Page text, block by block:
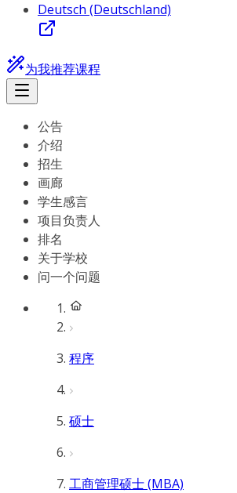
Deutsch (Deutschland)
为我推荐课程
公告
介绍
招生
画廊
学生感言
项目负责人
排名
关于学校
问一个问题
程序
硕士
工商管理硕士 (MBA)